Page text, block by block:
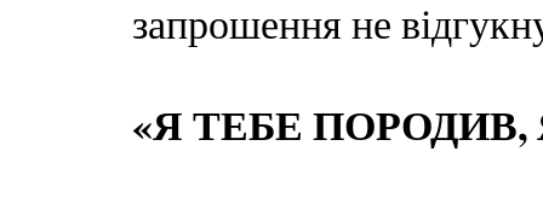
запрошення не
«Я ТЕБЕ ПОРОДИВ,